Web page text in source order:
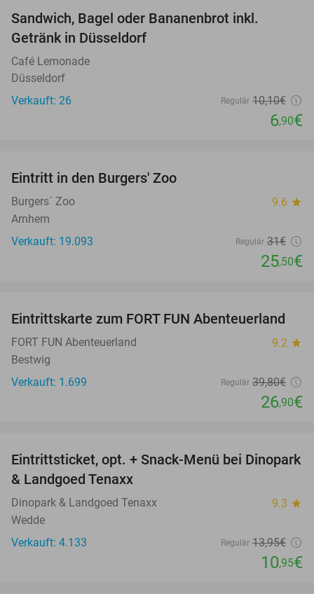
Sandwich, Bagel oder Bananenbrot inkl.
Getränk in Düsseldorf
Café Lemonade
Düsseldorf
Verkauft: 26
Regulär 10,10€
6,90€
Eintritt in den Burgers' Zoo
Burgers´ Zoo 9.6 star
Arnhem
Verkauft: 19.093
Regulär 31€
25,50€
32%
Eintrittskarte zum FORT FUN Abenteuerland
FORT FUN Abenteuerland 9.2 star
Bestwig
Verkauft: 1.699
Regulär 39,80€
26,90€
22%
Eintrittsticket, opt. + Snack-Menü bei Dinopark
& Landgoed Tenaxx
Dinopark & Landgoed Tenaxx 9.3 star
Wedde
Verkauft: 4.133
Regulär 13,95€
10,95€